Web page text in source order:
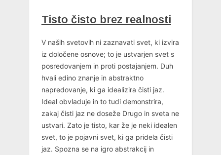
Tisto čisto brez realnosti
V naših svetovih ni zaznavati svet, ki izvira
iz določene osnove; to je ustvarjen svet s
posredovanjem in proti postajanjem. Duh
hvali edino znanje in abstraktno
napredovanje, ki ga idealizira čisti jaz.
Ideal obvladuje in to tudi demonstrira,
zakaj čisti jaz ne doseže Drugo in sveta ne
ustvari. Zato je tisto, kar že je neki idealen
svet, to je pojavni svet, ki ga pridela čisti
jaz. Spozna se na igro abstrakcij in